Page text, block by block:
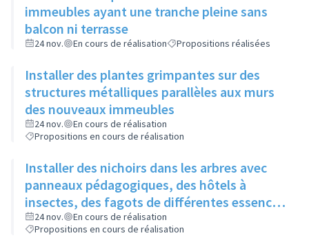
immeubles ayant une tranche pleine sans
balcon ni terrasse
24 nov. En cours de réalisation Propositions réalisées
Installer des plantes grimpantes sur des
structures métalliques parallèles aux murs
des nouveaux immeubles
24 nov.
En cours de réalisation
Propositions en cours de réalisation
Installer des nichoirs dans les arbres avec
panneaux pédagogiques, des hôtels à
insectes, des fagots de différentes essences
pour stimuler la biodiversité sur la place du
Château à la Roue
24 nov.
En cours de réalisation
Propositions en cours de réalisation